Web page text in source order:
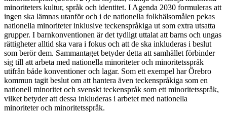
minoriteters kultur, språk och identitet. I Agenda 2030 formuleras att
ingen ska lämnas utanför och i de nationella folkhälsomålen pekas
nationella minoriteter inklusive teckenspråkiga ut som extra utsatta
grupper. I barnkonventionen är det tydligt uttalat att barns och ungas
rättigheter alltid ska vara i fokus och att de ska inkluderas i beslut
som berör dem. Sammantaget betyder detta att samhället förbinder
sig till att arbeta med nationella minoriteter och minoritetsspråk
utifrån både konventioner och lagar. Som ett exempel har Örebro
kommun tagit beslut om att hantera även teckenspråkiga som en
nationell minoritet och svenskt teckenspråk som ett minoritetsspråk,
vilket betyder att dessa inkluderas i arbetet med nationella
minoriteter och minoritetsspråk.